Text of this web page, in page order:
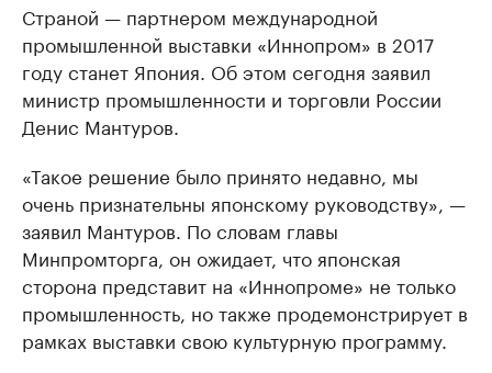
Страной — партнером международной
промышленной выставки «Иннопром» в 2017
году станет Япония. Об этом сегодня заявил
министр промышленности и торговли России
Денис Мантуров.
«Такое решение было принято недавно, мы
очень признательны японскому руководству», —
заявил Мантуров. По словам главы
Минпромторга, он ожидает, что японская
сторона представит на «Иннопроме» не только
промышленность, но также продемонстрирует в
рамках выставки свою культурную программу.